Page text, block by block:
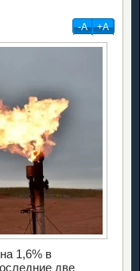
-А +А
1,6% в
две